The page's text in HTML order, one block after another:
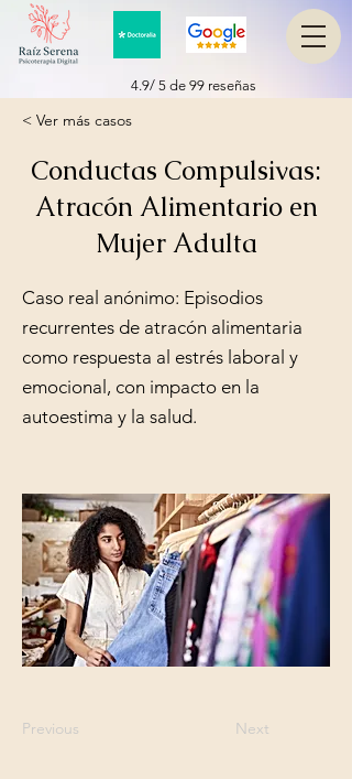
4.9/ 5 de 99 reseñas
< Ver más casos
Conductas Compulsivas:
Atracón Alimentario en
Mujer Adulta
Caso real anónimo: Episodios
recurrentes de atracón alimentaria
como respuesta al estrés laboral y
emocional, con impacto en la
autoestima y la salud.
Previous Next